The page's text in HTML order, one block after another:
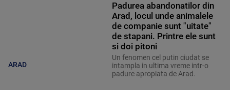
ARAD
Padurea abandonatilor din
Arad, locul unde animalele
de companie sunt "uitate"
de stapani. Printre ele sunt
si doi pitoni
Un fenomen cel putin ciudat se
intampla in ultima vreme intr-o
padure apropiata de Arad.